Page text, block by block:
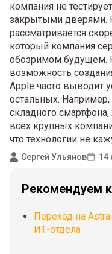
компания не
закрытыми дверями.
рассматривается
который компания
обозримом будущем.
возможность
Apple часто выводит
остальных.
складного
всех крупных
что технологии не
Сергей Ульянов 14
Рекомендуем
Переход на
ИТ-отдела